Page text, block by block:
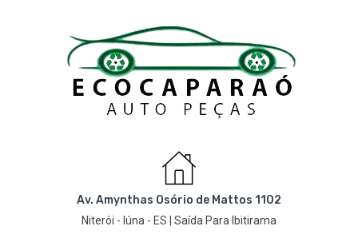
Av. Amynthas Osório de Mattos 1102
Niterói - Iúna - ES | Saída Para Ibitirama